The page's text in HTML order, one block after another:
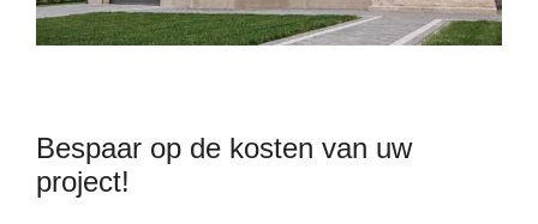
Bespaar op de kosten van uw
project!